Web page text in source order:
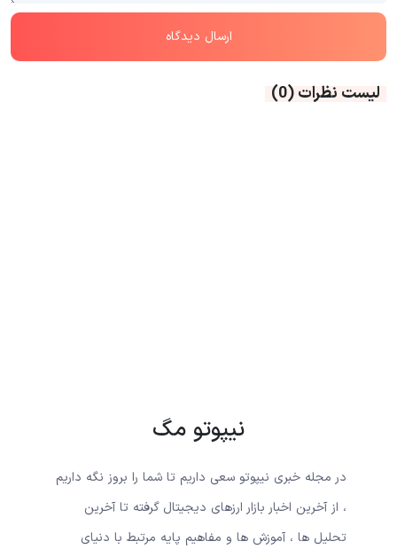
لیست نظرات(0)
نیپوتو مگ
در مجله خبری نیپوتو سعی داریم تا شما را بروز نگه داریم
، از آخرین اخبار بازار ارزهای دیجیتال گرفته تا آخرین
تحلیل ها ، آموزش ها و مفاهیم پایه مرتبط با دنیای